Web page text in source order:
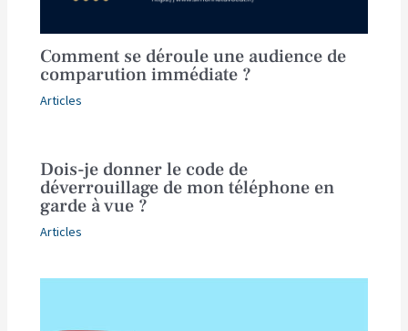
Comment se déroule une audience de
comparution immédiate ?
Articles
Dois-je donner le code de
déverrouillage de mon téléphone en
garde à vue ?
Articles